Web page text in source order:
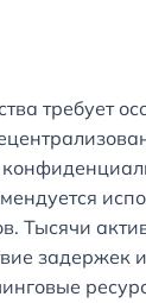
требует
Тысячи